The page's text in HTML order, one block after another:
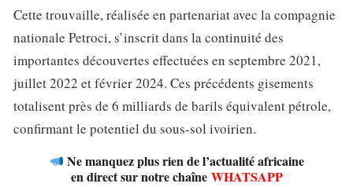
Cette trouvaille, réalisée en partenariat avec la compagnie
nationale Petroci, s’inscrit dans la continuité des
importantes découvertes effectuées en septembre 2021,
juillet 2022 et février 2024. Ces précédents gisements
totalisent près de 6 milliards de barils équivalent pétrole,
confirmant le potentiel du sous-sol ivoirien.
Ne manquez plus rien de l’actualité africaine
en direct sur notre chaîne WHATSAPP